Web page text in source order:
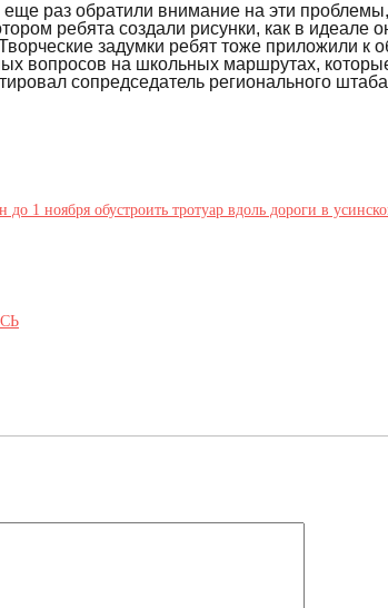
раз обратили внимание на эти
ребята создали рисунки, как в идеале
задумки ребят тоже приложили
вопросов на школьных маршрутах,
сопредседатель регионального
1 ноября обустроить тротуар вдоль дороги в